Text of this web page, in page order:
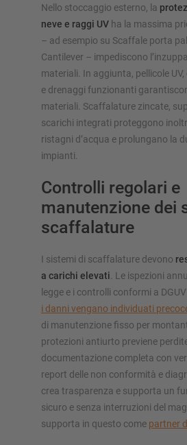
Nello stoccaggio esterno, la
neve e raggi UV ha la massima
– ad esempio su Scaffale porta
Cantilever – impediscono
materiali. In aggiunta, pellicole
e drenaggi funzionanti
materiali. Scaffalature zincate,
scarichi integrati proteggono
ristagni d’acqua e prolungano la
impianti.
Controlli regolari e
manutenzione dei
scaffalature
I sistemi di scaffalature devono
a carichi elevati. Le ispezioni
legge e i controlli conformi a
i danni vengano individuati
di manutenzione fisso per
protezioni antiurto previene
documentazione completa con
report delle non conformità e
crea trasparenza e supporta un
sicuro e senza interruzioni del
supporta in questo come partner